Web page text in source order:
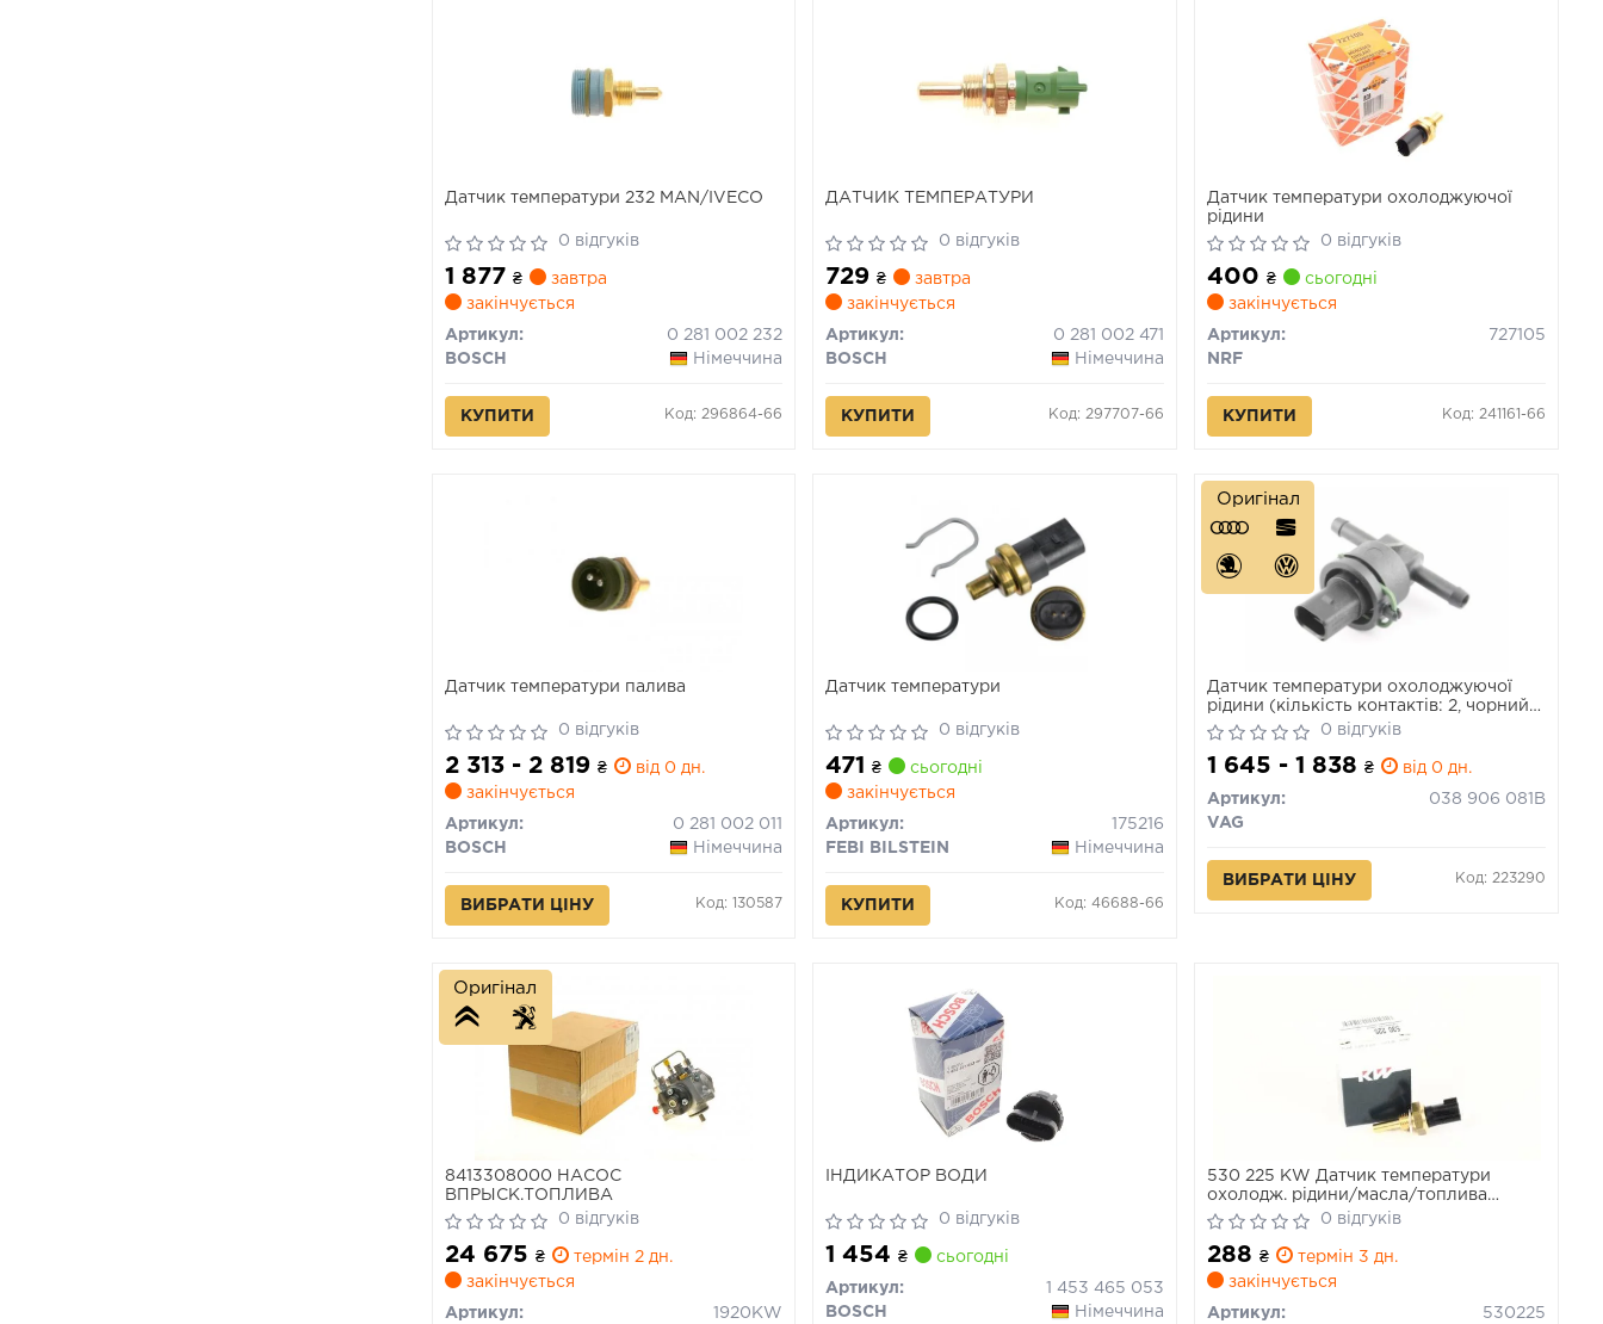
Датчик температури 232 MAN/IVECO
0 відгуків
1 877 ₴
завтра
закінчується
Артикул:
0 281 002 232
BOSCH
Німеччина
КУПИТИ Код: 296864-66
ДАТЧИК ТЕМПЕРАТУРИ
0 відгуків
729₴
завтра
закінчується
Артикул:
0 281 002 471
BOSCH
Німеччина
КУПИТИ Код: 297707-66
Датчик температури охолоджуючої
рідини
0 відгуків
400₴
сьогодні
закінчується
Артикул:
727105
NRF
КУПИТИ Код: 241161-66
Датчик температури палива
0 відгуків
2 313 - 2 819 ₴
від 0 дн.
закінчується
Артикул:
0 281 002 011
BOSCH
Німеччина
ВИБРАТИ ЦІНУ Код: 130587
Датчик температури
0 відгуків
471₴
сьогодні
закінчується
Артикул:
175216
FEBI BILSTEIN
Німеччина
КУПИТИ Код: 46688-66
Датчик температури охолоджуючої
рідини (кількість контактів: 2, чорний
чорн 2 контакти) AUDI A3, A4 B6, A4
B7, A4 B8, A5, A6 ALLROAD C6, A6 C5,
A6 C6, A8 D3 SEAT ALHAMBRA 1.4D-
0 відгуків
1 645 - 1 838₴ від 0 дн.
Артикул:
038 906 081B
VAG
ВИБРАТИ ЦІНУ Код: 223290
Оригінал
8413308000 НАСОС
ВПРЫСК.ТОПЛИВА
0 відгуків
24 675 ₴
термін 2 дн.
закінчується
Артикул: 1920KW
Оригінал
ІНДИКАТОР ВОДИ
0 відгуків
1 454₴ сьогодні
Артикул:
1 453 465 053
BOSCH
Німеччина
530 225 KW Датчик температури
охолодж. рідини/масла/топлива
(аналог EPS 1.830.225/Facet 7.3225)
0 відгуків
288₴
термін 3 дн.
закінчується
Артикул: 530225